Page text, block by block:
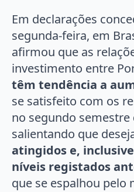
Em declarações
segunda-feira, em
afirmou que as
investimento entre
têm tendência a
se satisfeito com os
no segundo semestre
salientando que
atingidos e,
níveis registados
que se espalhou pelo